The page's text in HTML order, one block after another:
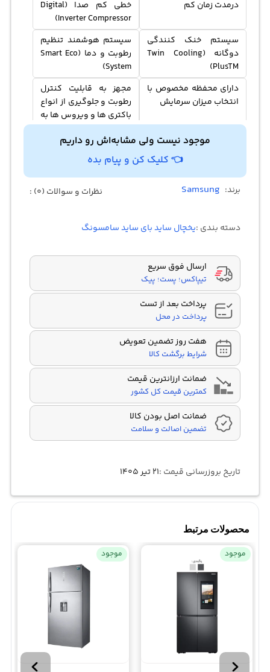
درمدت زمان کم
خطی کم صدا (Digital
Inverter Compressor)
سیستم خنک کنندگی
دوگانه (Twin Cooling
PlusTM)
سیستم هوشمند تنظیم
رطوبت و دما (Smart Eco
System)
دارای محفظه مخصوص با
انتخاب میزان سرمایش
مجهز به قابلیت کنترل
رطوبت و جلوگیری از انواع
باکتری ها و ویروس ها به
داخل یخچال ساید بای
ساید
مجهز به لامپ های LED
موجود نیست ولی مشابه‌اش رو داریم
👈 کلیک کن و پیام بده
برند: Samsung نظرات و سوالات (0) :
دسته بندی :یخچال ساید بای ساید سامسونگ
ارسال فوق سریع
تیپاکس؛ پست؛ پیک
پرداخت بعد از تست
پرداخت در محل
هفت روز تضمین تعویض
شرایط برگشت کالا
ضمانت ارزانترین قیمت
کمترین قیمت کل کشور
ضمانت اصل بودن کالا
تضمین اصالت و سلامت
تاریخ بروزرسانی قیمت :۲۱ تیر ۱۴۰۵
محصولات مرتبط
موجود موجود